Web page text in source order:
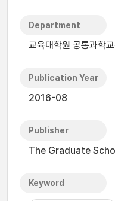
Department
교육대학원 공통과학
Publication Year
2016-08
Publisher
The Graduate
Keyword